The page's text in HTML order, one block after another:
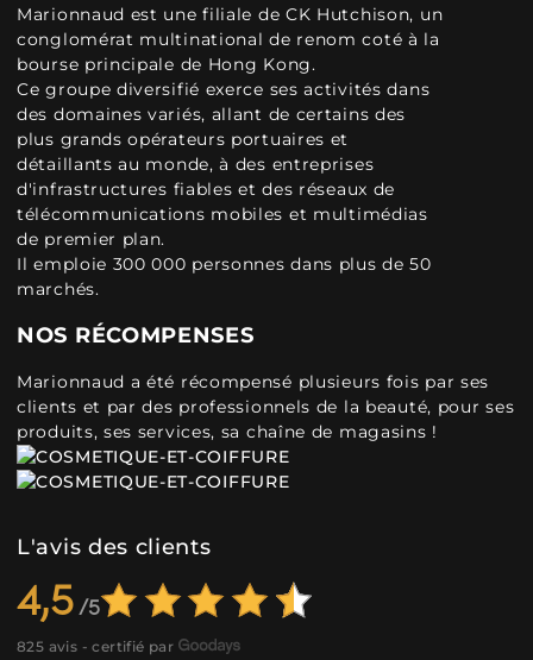
Marionnaud est une filiale de CK Hutchison, un
conglomérat multinational de renom coté à la
bourse principale de Hong Kong.
Ce groupe diversifié exerce ses activités dans
des domaines variés, allant de certains des
plus grands opérateurs portuaires et
détaillants au monde, à des entreprises
d'infrastructures fiables et des réseaux de
télécommunications mobiles et multimédias
de premier plan.
Il emploie 300 000 personnes dans plus de 50
marchés.
NOS RÉCOMPENSES
Marionnaud a été récompensé plusieurs fois par ses
clients et par des professionnels de la beauté, pour ses
produits, ses services, sa chaîne de magasins !
L'avis des clients
4,5
825 avis - certifié par